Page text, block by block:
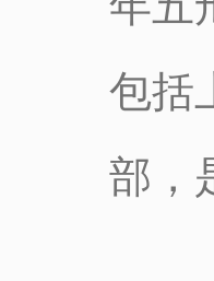
包括
部，